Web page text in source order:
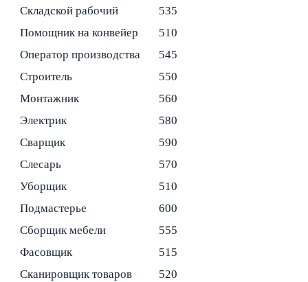
Складской рабочий
535
Помощник на конвейер
510
Оператор производства
545
Строитель
550
Монтажник
560
Электрик
580
Сварщик
590
Слесарь
570
Уборщик
510
Подмастерье
600
Сборщик мебели
555
Фасовщик
515
Сканировщик товаров
520